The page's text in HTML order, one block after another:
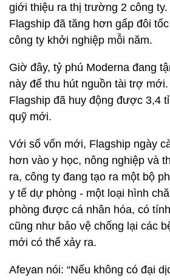
giới thiệu ra thị trường 2 công
Flagship đã tăng hơn gấp đôi
công ty khởi nghiệp mỗi năm.
Giờ đây, tỷ phú Moderna đang
này để thu hút nguồn tài trợ
Flagship đã huy động được 3,4
quỹ mới.
Với số vốn mới, Flagship ngày
hơn vào y học, nông nghiệp và
ra, công ty đang tạo ra một bộ
y tế dự phòng - một loại hình
phòng được cá nhân hóa, có
cũng như bảo vệ chống lại các
mới có thể xảy ra.
Afeyan nói: “Nếu không có đại